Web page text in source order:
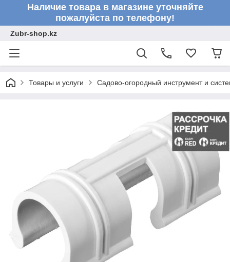
Наличие товара в магазине уточняйте
пожалуйста по телефону!
Zubr-shop.kz
Товары и услуги Садово-огородный инструмент и